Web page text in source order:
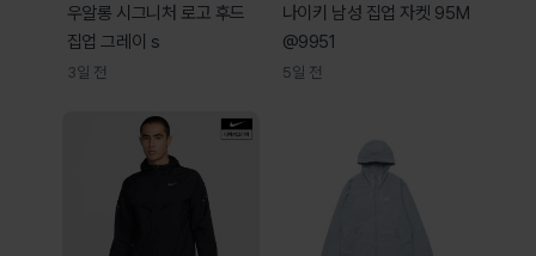
우알롱 시그니처 로고 후드
집업 그레이 s
3일 전
나이키 남성 집업 자켓 95M
@9951
5일 전